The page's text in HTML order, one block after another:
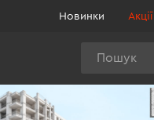
Новинки Акції